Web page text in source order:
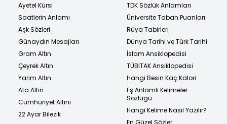
Ayetel Kürsi
Saatlerin Anlamı
Aşk Sözleri
Günaydın Mesajları
Gram Altın
Çeyrek Altın
Yarım Altın
Ata Altın
Cumhuriyet Altını
22 Ayar Bilezik
TDK Sözlük Anlamları
Üniversite Taban Puanları
Rüya Tabirleri
Dünya Tarihi ve Türk Tarihi
İslam Ansiklopedisi
TÜBİTAK Ansiklopedisi
Hangi Besin Kaç Kalori
Eş Anlamlı Kelimeler
Sözlüğü
Hangi Kelime Nasıl Yazılır?
En Güzel Sözler